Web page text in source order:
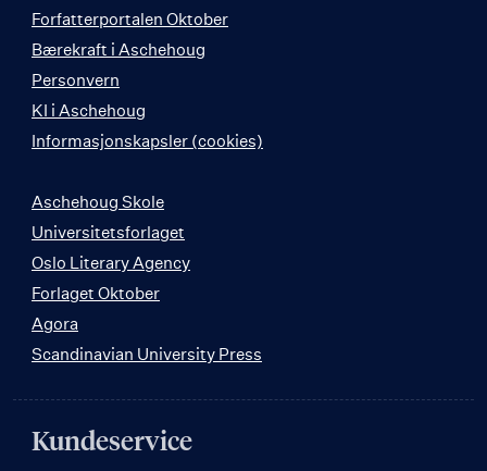
Forfatterportalen Oktober
Bærekraft i Aschehoug
Personvern
KI i Aschehoug
Informasjonskapsler (cookies)
Aschehoug Skole
Universitetsforlaget
Oslo Literary Agency
Forlaget Oktober
Agora
Scandinavian University Press
Kundeservice